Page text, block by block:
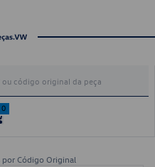
0
por Código Original